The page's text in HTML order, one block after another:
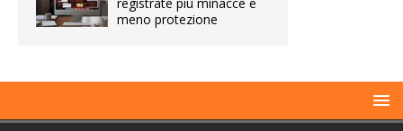
meno protezione